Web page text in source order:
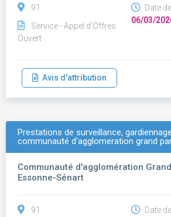
91
Service - Appel d'Offres
Ouvert
Date
06/03/
Avis d'attribution
Prestations de surveillance,
communauté d'agglomeration grand
Communauté d'agglomération
Essonne-Sénart
91
Date